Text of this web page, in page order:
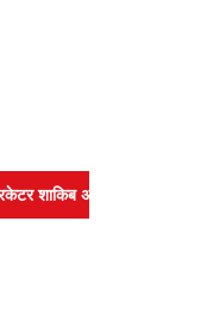
अल-हसन के घर पर